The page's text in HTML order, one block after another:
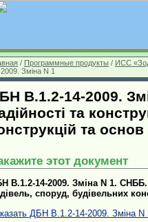
/ Программные продукты / ИСС
Зміна N 1
В.1.2-14-2009.
та
та основ
этот документ
В.1.2-14-2009. Зміна N 1. СНББ.
споруд, будівельних
ДБН В.1.2-14-2009. Зміна N